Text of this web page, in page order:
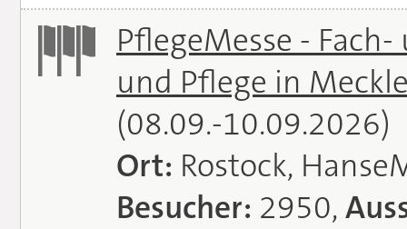
PflegeMesse -
und Pflege in
(08.09.-10.09.2026)
Ort: Rostock,
Besucher: 2950,